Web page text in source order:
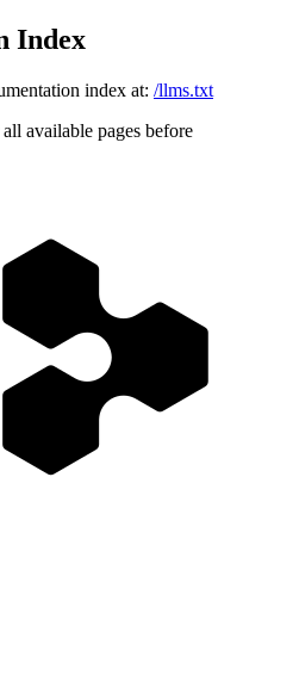
Index
index at: /llms.txt
available pages before